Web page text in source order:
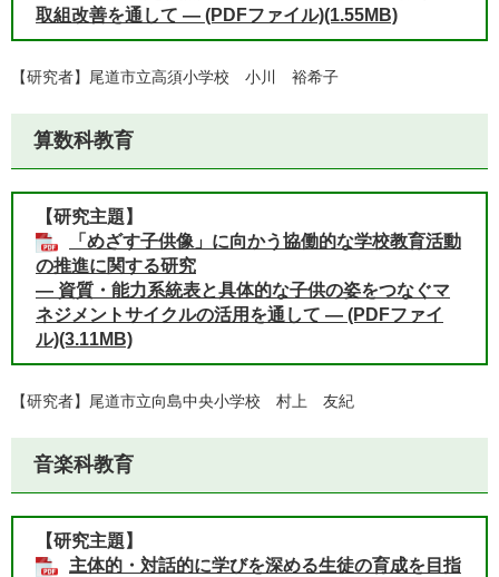
取組改善を通して ― (PDFファイル)(1.55MB)
【研究者】尾道市立高須小学校 小川 裕希子
算数科教育
【研究主題】
「めざす子供像」に向かう協働的な学校教育活動
の推進に関する研究
― 資質・能力系統表と具体的な子供の姿をつなぐマ
ネジメントサイクルの活用を通して ― (PDFファイ
ル)(3.11MB)
【研究者】尾道市立向島中央小学校 村上 友紀
音楽科教育
【研究主題】
主体的・対話的に学びを深める生徒の育成を目指